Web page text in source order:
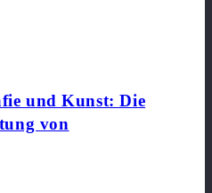
und Kunst: Die
von